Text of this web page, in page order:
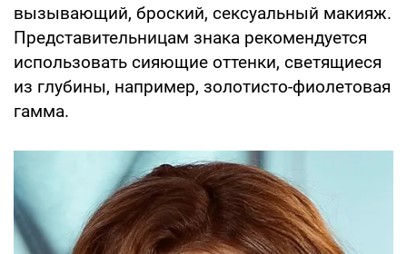
вызывающий, броский, сексуальный макияж.
Представительницам знака рекомендуется
использовать сияющие оттенки, светящиеся
из глубины, например, золотисто-фиолетовая
гамма.